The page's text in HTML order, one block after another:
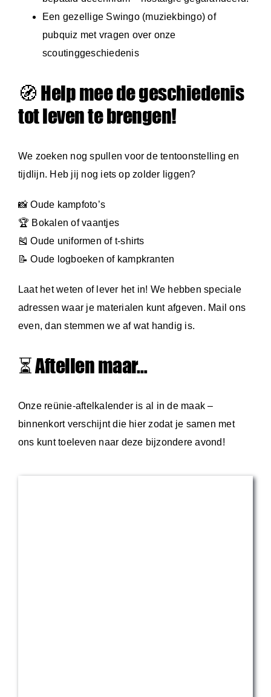
Een gezellige Swingo (muziekbingo) of
pubquiz met vragen over onze
scoutinggeschiedenis
🧭 Help mee de geschiedenis
tot leven te brengen!
We zoeken nog spullen voor de tentoonstelling en
tijdlijn. Heb jij nog iets op zolder liggen?
📸 Oude kampfoto’s
🏆 Bokalen of vaantjes
🎽 Oude uniformen of t-shirts
📝 Oude logboeken of kampkranten
Laat het weten of lever het in! We hebben speciale
adressen waar je materialen kunt afgeven. Mail ons
even, dan stemmen we af wat handig is.
⏳ Aftellen maar…
Onze reünie-aftelkalender is al in de maak –
binnenkort verschijnt die hier zodat je samen met
ons kunt toeleven naar deze bijzondere avond!